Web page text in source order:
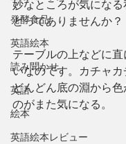
発酵食品
英語絵本
読み聞かせ
英語
絵本
英語絵本レビュー
妙なところが気になる
とってありませんか？
テーブルの上などに
いなのです。カチャカ
どんどん底の淵から
のがまた気になる。